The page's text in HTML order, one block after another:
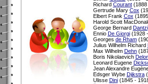
Richard Courant(1888
Gertrude Mary Cox
Elbert Frank Cox
Harold Scott
George Bernard
Ennio De Giorgi(1928
Georges de Rham
Julius Wilhelm Richard
Max Wilhelm Dehn
Boris Nikolaevich
Leonard Eugene
Jean Alexandre
Edsger Wybe Dijkstra
Ulisse Dini(1845 -